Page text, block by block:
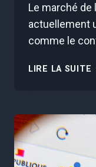
Le marché de
actuellement
comme le
LIRE LA SUITE